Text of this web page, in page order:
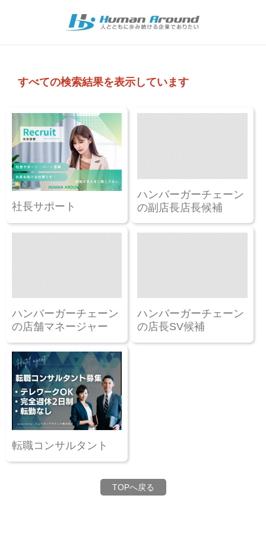
すべての検索結果を表示しています
社長サポート
ハンバーガーチェーン
の副店長店長候補
ハンバーガーチェーン
の店舗マネージャー
ハンバーガーチェーン
の店長SV候補
転職コンサルタント
TOPへ戻る